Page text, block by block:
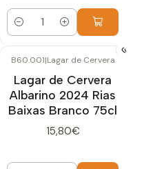
Quantidade
B60.001|Lagar de Cervera
Lagar de Cervera
Albarino 2024 Rias
Baixas Branco 75cl
15,80€